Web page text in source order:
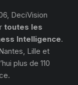
DeciVision
toutes les
Intelligence.
Lille et
plus de 110